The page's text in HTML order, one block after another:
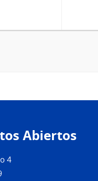
Abiertos
4